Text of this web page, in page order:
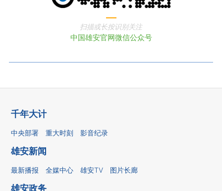
扫描或长按识别关注
中国雄安官网微信公众号
千年大计
中央部署 重大时刻 影音纪录
雄安新闻
最新播报 全媒中心 雄安TV 图片长廊
雄安政务